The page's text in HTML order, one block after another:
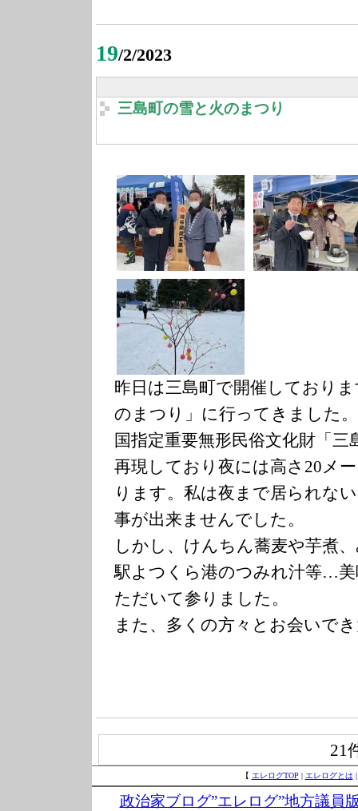
19/2/2023
三島町の雪と火のまつり
昨日は三島町で開催しており
のまつり」に行ってきました。
国指定重要無形民俗文化財「
再現しており夜には高さ20メ
ります。私は夜まで居られな
事が出来ませんでした。
しかし、けんちん蕎麦や芋煮
駅よつくら港のつみれ汁等…
ただいて参りました。
また、多くの方々とお会いで
21
【 エレログTOP | エレログとは
政治家ブログ”エレログ”地方議員